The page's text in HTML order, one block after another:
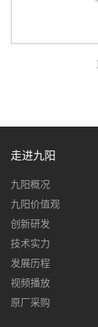
走进九阳
九阳概况
九阳价值观
创新研发
技术实力
发展历程
视频播放
原厂采购